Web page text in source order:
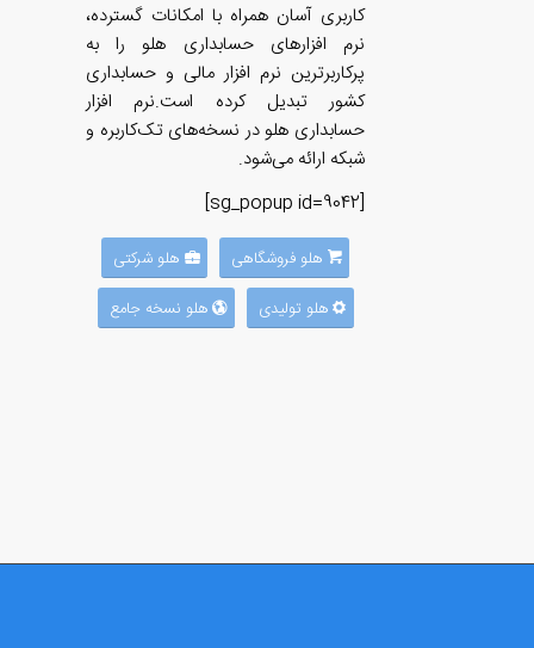
کاربری آسان همراه با امکانات گسترده،
نرم‌ افزارهای حسابداری هلو را به
پرکاربرترین نرم‌ افزار مالی و حسابداری
کشور تبدیل کرده است.نرم افزار
حسابداری هلو در نسخه‌های تک‌کاربره و
شبکه ارائه می‌شود.
[sg_popup id=9042]
هلو فروشگاهی
هلو شرکتی
هلو تولیدی
هلو نسخه جامع